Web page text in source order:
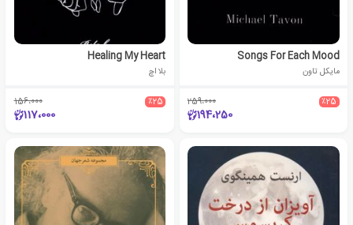
Songs For Each Mood
مایکل تاون
٪25 259،000
194،250
Healing My Heart
بلا اچ
٪25 156،000
117،000